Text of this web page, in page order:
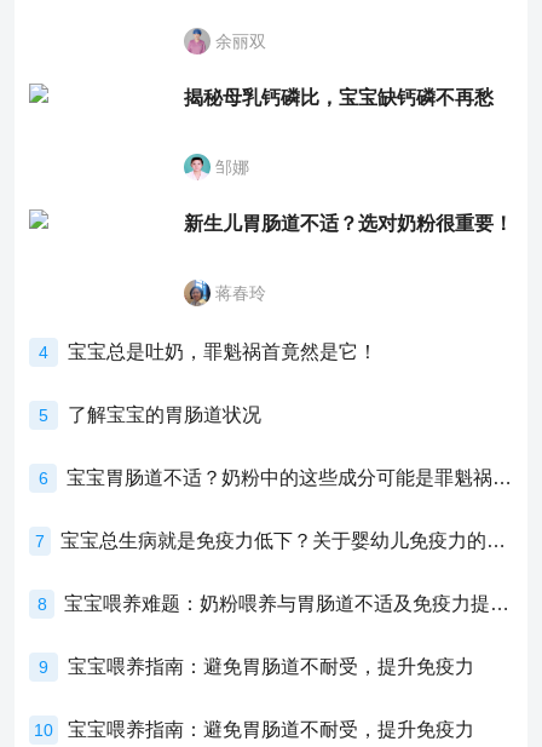
余丽双
揭秘母乳钙磷比，宝宝缺钙磷不再愁
邹娜
新生儿胃肠道不适？选对奶粉很重要！
蒋春玲
4 宝宝总是吐奶，罪魁祸首竟然是它！
5 了解宝宝的胃肠道状况
6 宝宝胃肠道不适？奶粉中的这些成分可能是罪魁祸首！
7 宝宝总生病就是免疫力低下？关于婴幼儿免疫力的真相，家长必须了解！
8 宝宝喂养难题：奶粉喂养与胃肠道不适及免疫力提升的奥秘
9 宝宝喂养指南：避免胃肠道不耐受，提升免疫力
10 宝宝喂养指南：避免胃肠道不耐受，提升免疫力